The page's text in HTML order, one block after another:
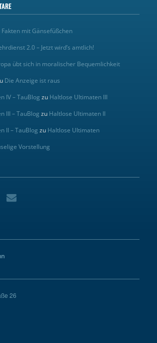
Fakten mit Gänsefüßchen
2.0 – Jetzt wird’s amtlich!
übt sich in moralischer Bequemlichkeit
Die Anzeige ist raus
IV – TauBlog zu Haltlose Ultimaten III
III – TauBlog zu Haltlose Ultimaten II
II – TauBlog zu Haltlose Ultimaten
Vorstellung
26